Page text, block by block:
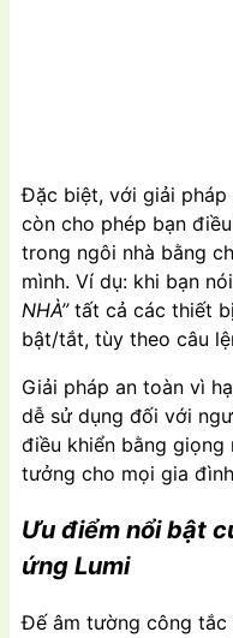
Đặc biệt, với giải pháp
còn cho phép bạn
trong ngôi nhà bằng
mình. Ví dụ: khi bạn
NHÀ” tất cả các thiết
bật/tắt, tùy theo câu
Giải pháp an toàn vì
dễ sử dụng đối với
điều khiển bằng
tưởng cho mọi gia
Ưu điểm nổi bật
ứng Lumi
Đế âm tường công tắc